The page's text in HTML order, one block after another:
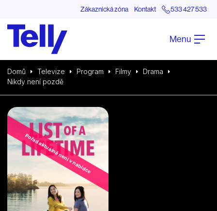
Zákaznická zóna Kontakt 533 427 533
Menu
Domů Televize Program Filmy
Drama
Nikdy není pozdě
Pořad aktuálně není v nabídce